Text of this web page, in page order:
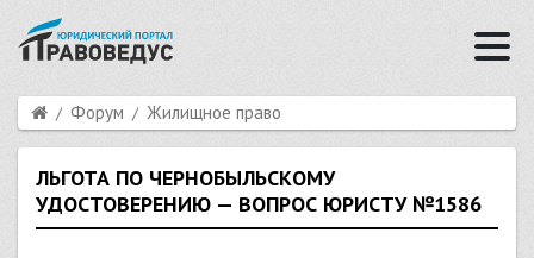
Форум Жилищное право
ЛЬГОТА ПО ЧЕРНОБЫЛЬСКОМУ
УДОСТОВЕРЕНИЮ — ВОПРОС ЮРИСТУ №1586